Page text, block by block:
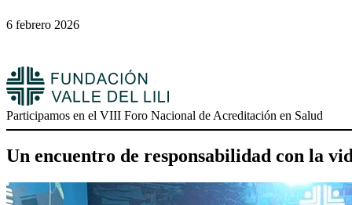
6 febrero 2026
Participamos en el VIII Foro Nacional de Acreditación en Salud
Un encuentro de responsabilidad con la